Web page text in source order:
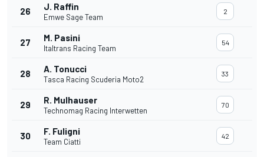
26 J. Raffin
Emwe Sage Team
2
27 M. Pasini
Italtrans Racing Team
54
28 A. Tonucci
Tasca Racing Scuderia Moto2
33
29 R. Mulhauser
Technomag Racing Interwetten
70
30 F. Fuligni
Team Ciatti
42